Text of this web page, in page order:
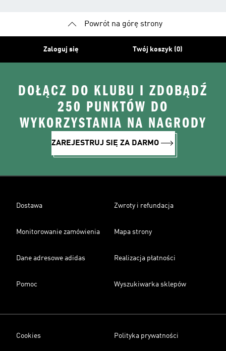
Powrót na górę strony
Zaloguj się Twój koszyk (0)
DOŁĄCZ DO KLUBU I ZDOBĄDŹ
250 PUNKTÓW DO
WYKORZYSTANIA NA NAGRODY
ZAREJESTRUJ SIĘ ZA DARMO
Dostawa Zwroty i refundacja
Monitorowanie zamówienia Mapa strony
Dane adresowe adidas Realizacja płatności
Pomoc Wyszukiwarka sklepów
Cookies Polityka prywatności